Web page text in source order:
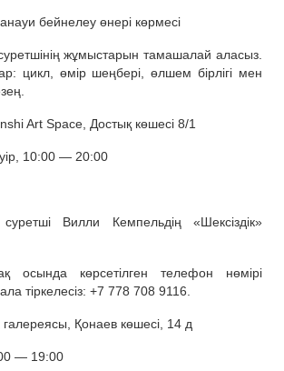
бейнелеу өнері көрмесі
жұмыстарын тамашалай аласыз.
цикл, өмір шеңбері, өлшем бірлігі мен
Art Space, Достық көшесі 8/1
10:00 — 20:00
Вилли Кемпельдің «Шексіздік»
осында көрсетілген телефон нөмірі
тіркелесіз: +7 778 708 9116.
Қонаев көшесі, 14 д
— 19:00